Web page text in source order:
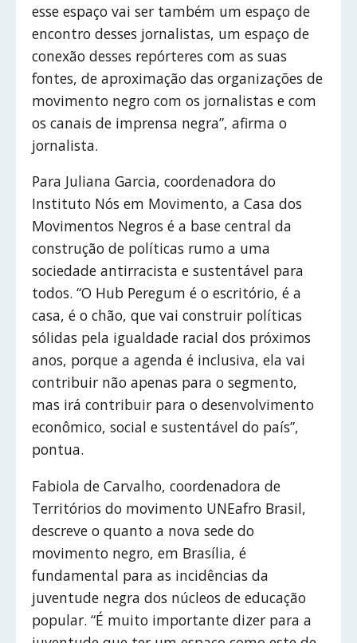
esse espaço vai ser também um espaço de
encontro desses jornalistas, um espaço de
conexão desses repórteres com as suas
fontes, de aproximação das organizações de
movimento negro com os jornalistas e com
os canais de imprensa negra”, afirma o
jornalista.
Para Juliana Garcia, coordenadora do
Instituto Nós em Movimento, a Casa dos
Movimentos Negros é a base central da
construção de políticas rumo a uma
sociedade antirracista e sustentável para
todos. “O Hub Peregum é o escritório, é a
casa, é o chão, que vai construir políticas
sólidas pela igualdade racial dos próximos
anos, porque a agenda é inclusiva, ela vai
contribuir não apenas para o segmento,
mas irá contribuir para o desenvolvimento
econômico, social e sustentável do país”,
pontua.
Fabiola de Carvalho, coordenadora de
Territórios do movimento UNEafro Brasil,
descreve o quanto a nova sede do
movimento negro, em Brasília, é
fundamental para as incidências da
juventude negra dos núcleos de educação
popular. “É muito importante dizer para a